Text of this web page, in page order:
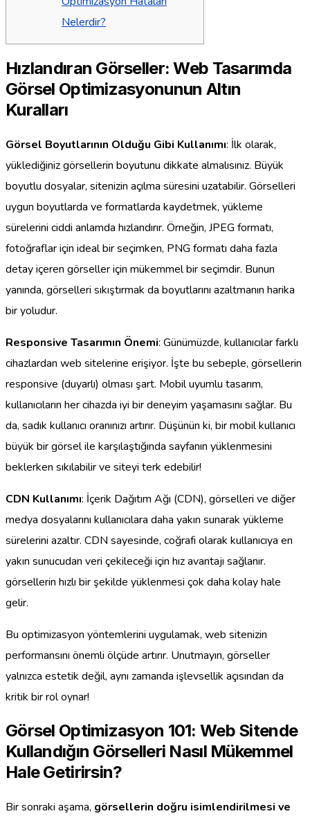
Nelerdir?
Hızlandıran Görseller: Web Tasarımda
Görsel Optimizasyonunun Altın
Kuralları
Görsel Boyutlarının Olduğu Gibi Kullanımı: İlk olarak,
yüklediğiniz görsellerin boyutunu dikkate almalısınız. Büyük
boyutlu dosyalar, sitenizin açılma süresini uzatabilir. Görselleri
uygun boyutlarda ve formatlarda kaydetmek, yükleme
sürelerini ciddi anlamda hızlandırır. Örneğin, JPEG formatı,
fotoğraflar için ideal bir seçimken, PNG formatı daha fazla
detay içeren görseller için mükemmel bir seçimdir. Bunun
yanında, görselleri sıkıştırmak da boyutlarını azaltmanın harika
bir yoludur.
Responsive Tasarımın Önemi: Günümüzde, kullanıcılar farklı
cihazlardan web sitelerine erişiyor. İşte bu sebeple, görsellerin
responsive (duyarlı) olması şart. Mobil uyumlu tasarım,
kullanıcıların her cihazda iyi bir deneyim yaşamasını sağlar. Bu
da, sadık kullanıcı oranınızı artırır. Düşünün ki, bir mobil kullanıcı
büyük bir görsel ile karşılaştığında sayfanın yüklenmesini
beklerken sıkılabilir ve siteyi terk edebilir!
CDN Kullanımı: İçerik Dağıtım Ağı (CDN), görselleri ve diğer
medya dosyalarını kullanıcılara daha yakın sunarak yükleme
sürelerini azaltır. CDN sayesinde, coğrafi olarak kullanıcıya en
yakın sunucudan veri çekileceği için hız avantajı sağlanır.
görsellerin hızlı bir şekilde yüklenmesi çok daha kolay hale
gelir.
Bu optimizasyon yöntemlerini uygulamak, web sitenizin
performansını önemli ölçüde artırır. Unutmayın, görseller
yalnızca estetik değil, aynı zamanda işlevsellik açısından da
kritik bir rol oynar!
Görsel Optimizasyon 101: Web Sitende
Kullandığın Görselleri Nasıl Mükemmel
Hale Getirirsin?
Bir sonraki aşama, görsellerin doğru isimlendirilmesi ve